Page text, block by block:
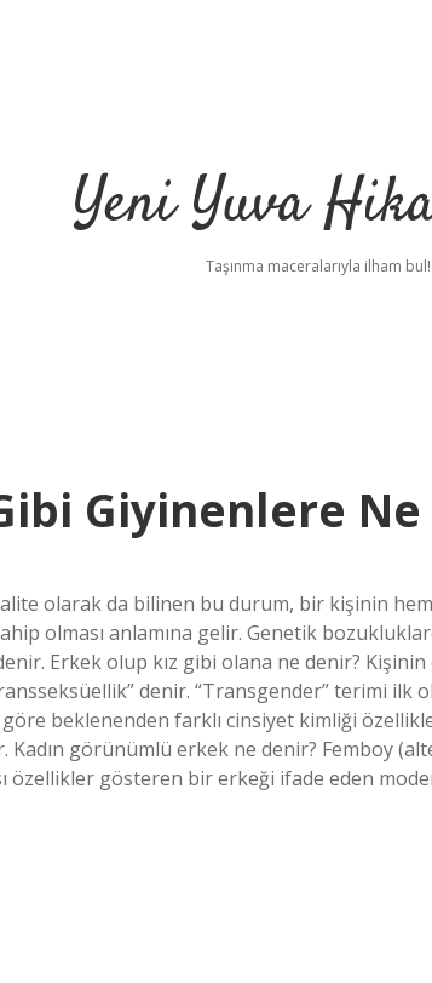
Yeni Yuva
Taşınma maceralarıyla ilham bul!
Giyinenlere
olarak da bilinen bu durum, bir kişinin
olması anlamına gelir. Genetik
Erkek olup kız gibi olana ne denir? Kişinin
denir. “Transgender” terimi ilk
beklenenden farklı cinsiyet kimliği
Kadın görünümlü erkek ne denir? Femboy
özellikler gösteren bir erkeği ifade eden